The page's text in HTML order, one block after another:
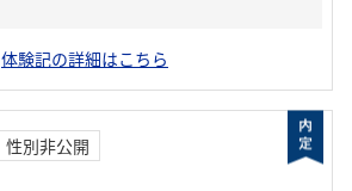
体験記の詳細はこちら
性別非公開